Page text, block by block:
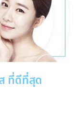
ที่ดีที่สุด